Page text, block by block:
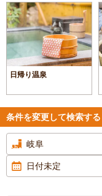
日帰り温泉
条件を変更して検索する
岐阜